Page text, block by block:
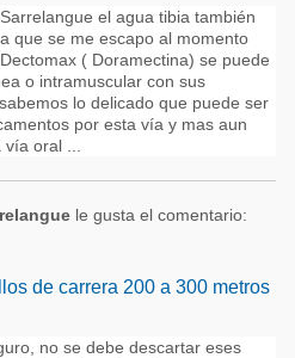
el agua tibia también
que se me escapo al momento
( Doramectina) se puede
o intramuscular con sus
lo delicado que puede ser
por esta vía y mas aun
oral ...
le gusta el comentario:
de carrera 200 a 300 metros
no se debe descartar eses